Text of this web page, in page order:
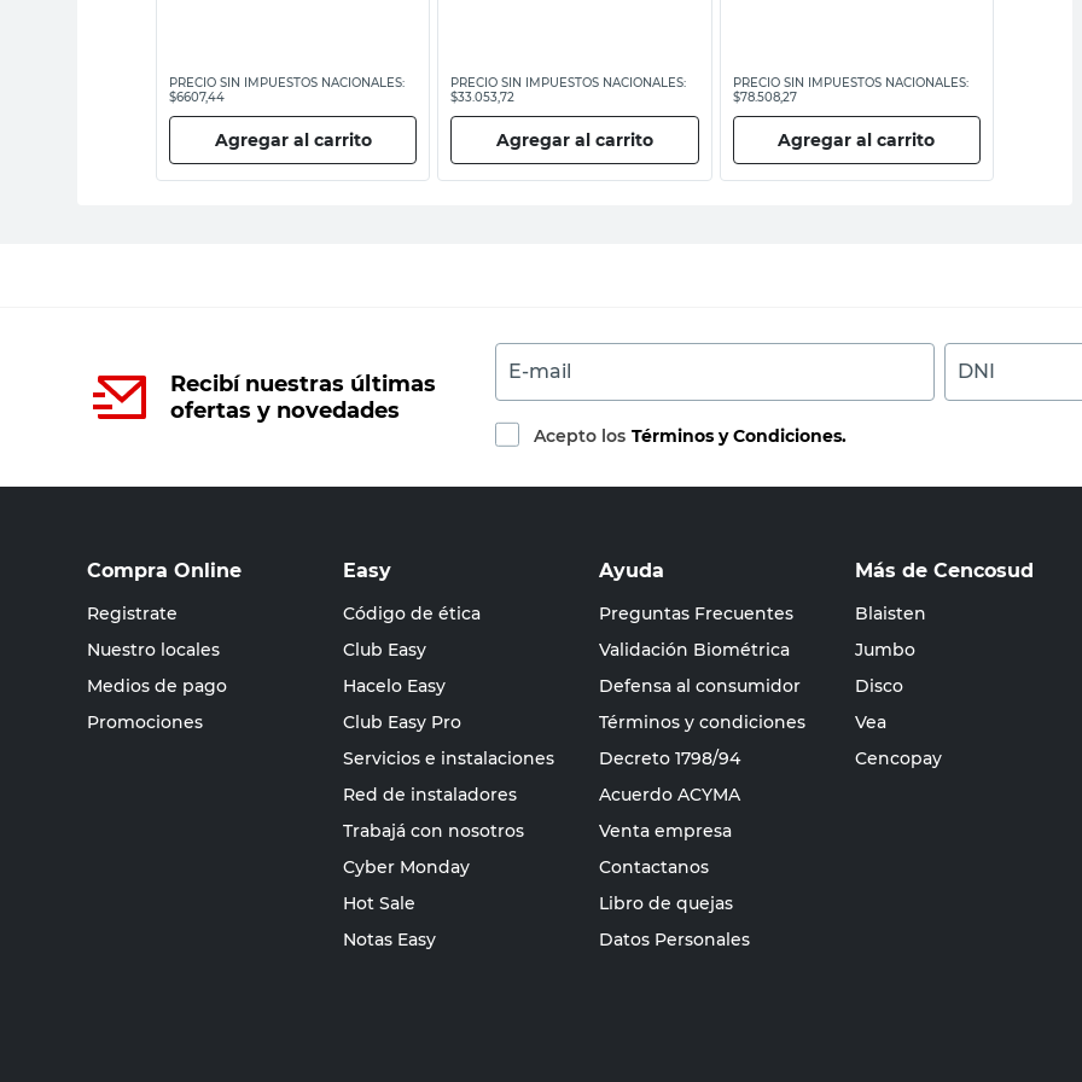
PRECIO SIN IMPUESTOS NACIONALES:
$6607,44
Agregar al carrito
PRECIO SIN IMPUESTOS NACIONALES:
$33.053,72
Agregar al carrito
PRECIO SIN IMPUESTOS NACIONALES:
$78.508,27
Agregar al carrito
Recibí nuestras últimas
ofertas y novedades
E-mail DNI
Acepto los Términos y Condiciones.
Compra Online
Registrate
Nuestro locales
Medios de pago
Promociones
Easy
Código de ética
Club Easy
Hacelo Easy
Club Easy Pro
Servicios e instalaciones
Red de instaladores
Trabajá con nosotros
Cyber Monday
Hot Sale
Notas Easy
Ayuda
Preguntas Frecuentes
Validación Biométrica
Defensa al consumidor
Términos y condiciones
Decreto 1798/94
Acuerdo ACYMA
Venta empresa
Contactanos
Libro de quejas
Datos Personales
Más de Cencosud
Blaisten
Jumbo
Disco
Vea
Cencopay